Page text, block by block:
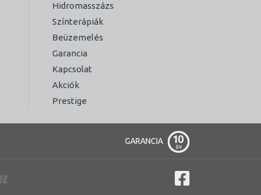
Hidromasszázs
Színterápiák
Beüzemelés
Garancia
Kapcsolat
Akciók
Prestige
GARANCIA